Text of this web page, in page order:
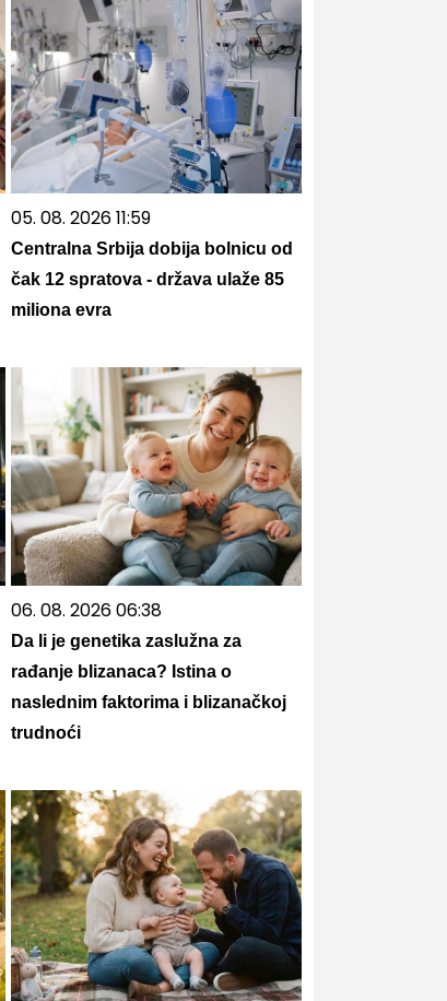
05. 08. 2026 11:59
Centralna Srbija dobija bolnicu od
čak 12 spratova - država ulaže 85
miliona evra
06. 08. 2026 06:38
Da li je genetika zaslužna za
rađanje blizanaca? Istina o
naslednim faktorima i blizanačkoj
trudnoći